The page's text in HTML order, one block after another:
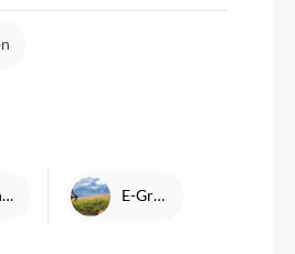
Rennrad-Event 26.04.25 mit PreRides der Velotour E-Gravelbikes – Gravel-Abenteuer trifft auf E-Power